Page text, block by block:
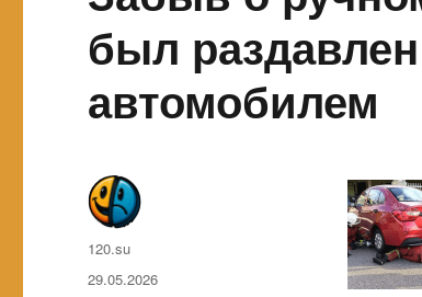
был
автомобилем
Автор
120.su
Опубликовано
29.05.2026